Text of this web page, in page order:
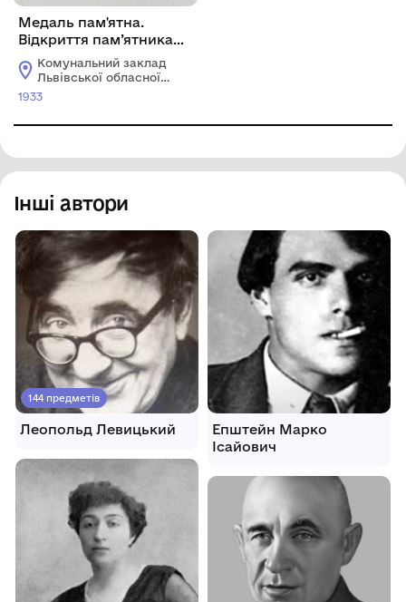
Медаль пам'ятна.
Відкриття пам’ятника
королю Яну ІІІ
Собеському в місті
Естерґом (Угорщина).
Комунальний заклад
Львівської обласної
ради "Львівський
1933
Інші автори
144 предметів
Леопольд Левицький
Епштейн Марко
Ісайович